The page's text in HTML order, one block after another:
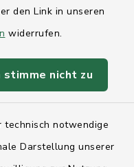
den Link in unseren
widerrufen.
stimme nicht zu
notwendige
Darstellung unserer